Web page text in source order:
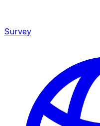
Survey